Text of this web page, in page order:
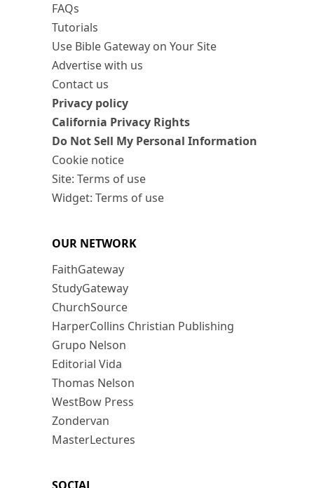
FAQs
Tutorials
Use Bible Gateway on Your Site
Advertise with us
Contact us
Privacy policy
California Privacy Rights
Do Not Sell My Personal Information
Cookie notice
Site: Terms of use
Widget: Terms of use
OUR NETWORK
FaithGateway
StudyGateway
ChurchSource
HarperCollins Christian Publishing
Grupo Nelson
Editorial Vida
Thomas Nelson
WestBow Press
Zondervan
MasterLectures